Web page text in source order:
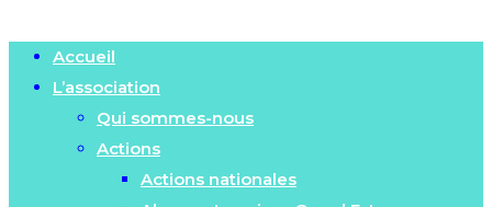
Accueil
L’association
Qui sommes-nous
Actions
Actions nationales